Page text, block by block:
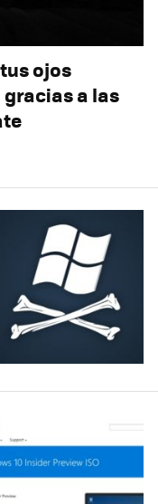
ojos
a las